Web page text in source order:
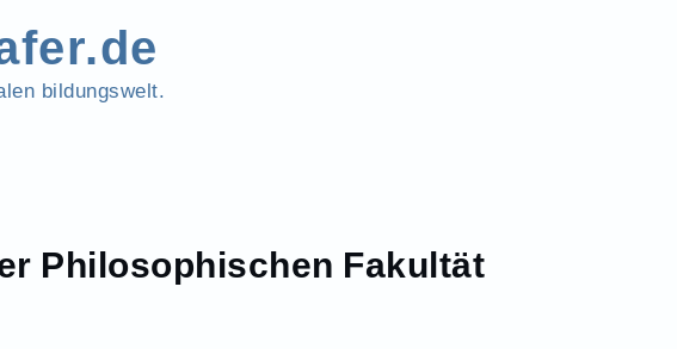
bildungswelt.
Philosophischen Fakultät